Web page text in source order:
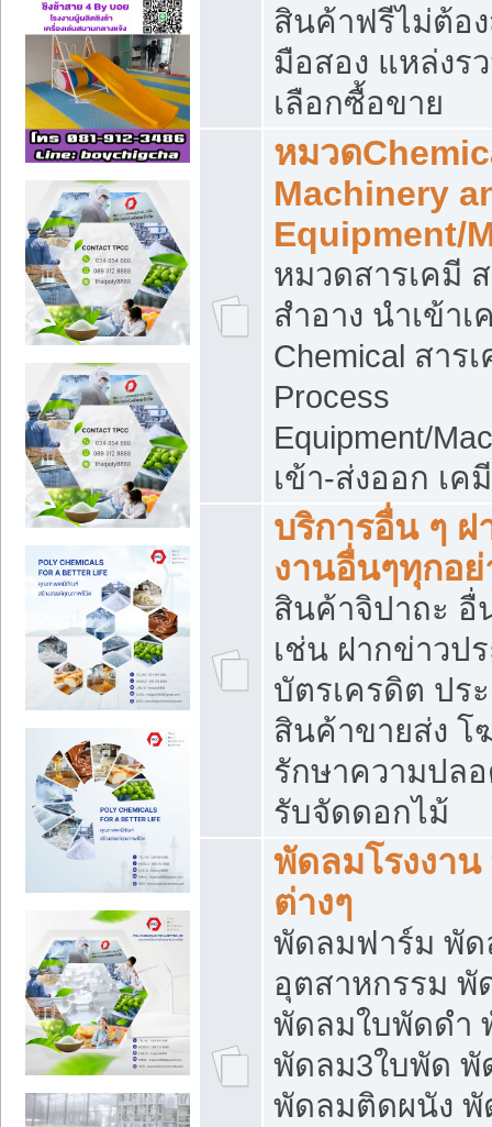
สินค้าฟรีไม่ต้อ
มือสอง แหล่งร
เลือกซื้อขาย
หมวด
Machinery
Equipment/
หมวดสารเคมี
สำอาง นำเข้
Chemical สาร
Process
Equipment/
เข้า-ส่งออก เ
บริการอื่น ๆ
งานอื่นๆทุกอ
สินค้าจิปาถะ อื่
เช่น ฝากข่าวป
บัตรเครดิต ปร
สินค้าขายส่ง
รักษาความปล
รับจัดดอกไม้
พัดลมโรงงา
ต่างๆ
พัดลมฟาร์ม พัด
อุตสาหกรรม
พัดลมใบพัดดำ
พัดลม3ใบพัด พั
พัดลมติดผนัง